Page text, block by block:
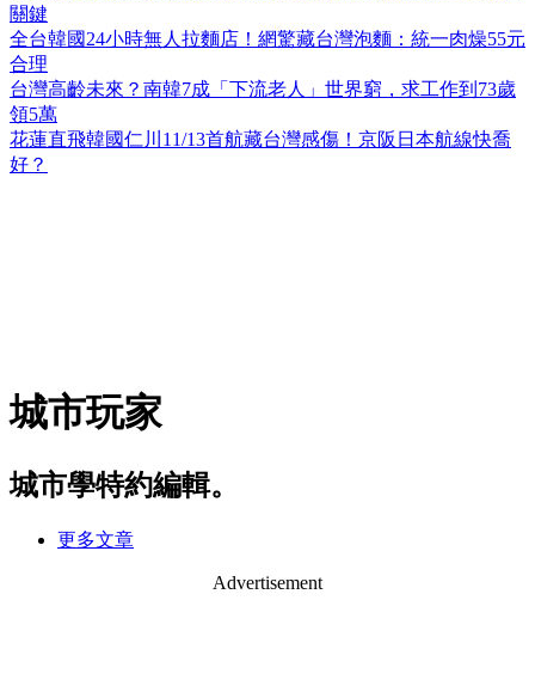
關鍵
全台韓國24小時無人拉麵店！網驚藏台灣泡麵：統一肉燥55元
合理
台灣高齡未來？南韓7成「下流老人」世界窮，求工作到73歲
領5萬
花蓮直飛韓國仁川11/13首航藏台灣感傷！京阪日本航線快喬
好？
城市玩家
城市學特約編輯。
更多文章
Advertisement